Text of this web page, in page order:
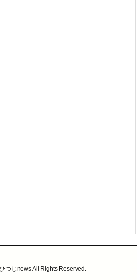
つじnews All Rights Reserved.